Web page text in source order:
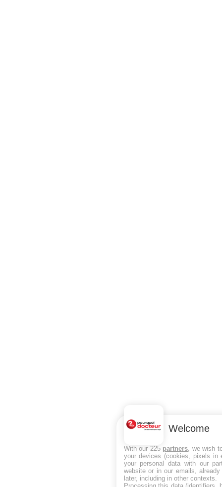
Welcome
With our 225 partners , we wish
your devices (cookies, pixels in
your personal data with our
website or in our emails,
later, including in other contexts.
Processing this data (identifiers,